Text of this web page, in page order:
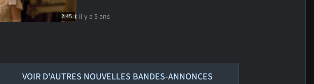
2:45 il y a 5 ans
VOIR D'AUTRES NOUVELLES BANDES-ANNONCES